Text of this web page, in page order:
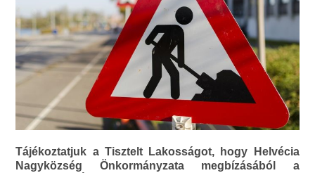
Tájékoztatjuk a Tisztelt Lakosságot, hogy Helvécia
Nagyközség Önkormányzata megbízásából a